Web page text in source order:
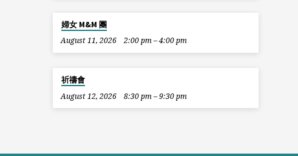
婦女 M&M 團
August 11, 2026
2:00 pm – 4:00 pm
祈禱會
August 12, 2026
8:30 pm – 9:30 pm